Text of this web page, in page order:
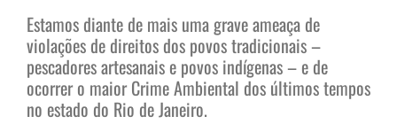
Estamos diante de mais uma grave ameaça de
violações de direitos dos povos tradicionais –
pescadores artesanais e povos indígenas – e de
ocorrer o maior Crime Ambiental dos últimos tempos
no estado do Rio de Janeiro.